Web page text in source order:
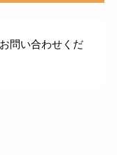
問い合わせくだ